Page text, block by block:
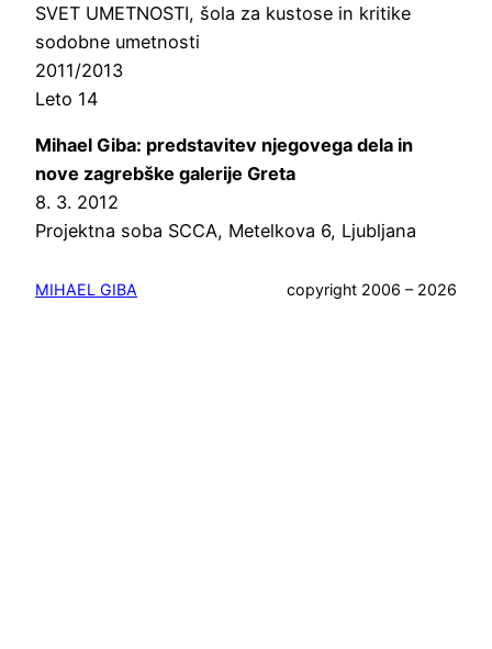
SVET UMETNOSTI, šola za kustose in kritike
sodobne umetnosti
2011/2013
Leto 14
Mihael Giba: predstavitev njegovega dela in
nove zagrebške galerije Greta
8. 3. 2012
Projektna soba SCCA, Metelkova 6, Ljubljana
MIHAEL GIBA copyright 2006 – 2026